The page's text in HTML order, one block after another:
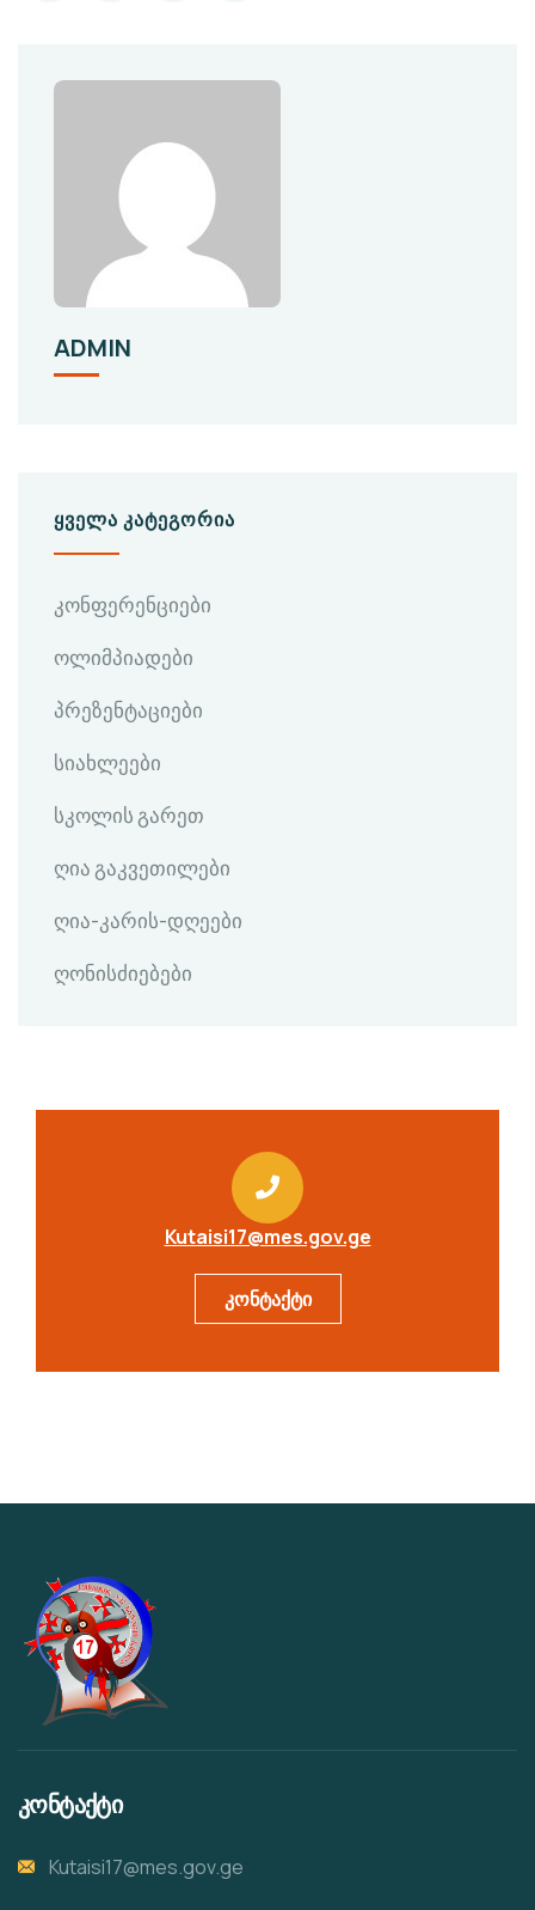
ADMIN
ᲧᲕᲔᲚᲐ ᲙᲐᲢᲔᲒᲝᲠᲘᲐ
კონფერენციები
ოლიმპიადები
პრეზენტაციები
სიახლეები
სკოლის გარეთ
ღია გაკვეთილები
ღია-კარის-დღეები
ღონისძიებები
Kutaisi17@mes.gov.ge
კონტაქტი
კონტაქტი
Kutaisi17@mes.gov.ge